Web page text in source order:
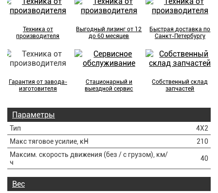
Техника от
производителя
Выгодный лизинг от 12
до 60 месяцев
Быстрая доставка по
Санкт-Петербургу
Гарантия от завода-
изготовителя
Стационарный и
выездной сервис
Собственный склад
запчастей
Параметры
Тип
4Х2
Макс тяговое усилие, кН
210
Максим. скорость движения (без / с грузом), км/
ч
40
Вес